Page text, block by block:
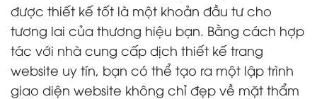
được thiết kế tốt là một khoản đầu tư cho
tương lai của thương hiệu bạn. Bằng cách hợp
tác với nhà cung cấp dịch thiết kế trang
website uy tín, bạn có thể tạo ra một lập trình
giao diện website không chỉ đẹp về mặt thẩm